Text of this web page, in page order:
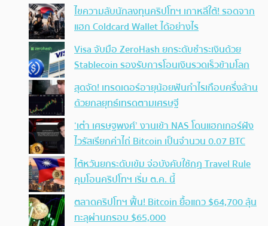
ไขความลับนักลงทุนคริปโทฯ เกาหลีใต้! รอดจาก
แฮก Coldcard Wallet ได้อย่างไร
Visa จับมือ ZeroHash ยกระดับชำระเงินด้วย
Stablecoin รองรับการโอนเงินรวดเร็วข้ามโลก
สุดจัด! เทรดเดอร์อายุน้อยฟันกำไรเกือบครึ่งล้าน
ด้วยกลยุทธ์เทรดตามเศรษฐี
‘เต๋า เศรษฐพงศ์’ งานเข้า NAS โดนแฮกเกอร์ฝัง
ไวรัสเรียกค่าไถ่ Bitcoin เป็นจำนวน 0.07 BTC
ไต้หวันยกระดับเข้ม จ่อบังคับใช้กฏ Travel Rule
คุมโอนคริปโทฯ เริ่ม ต.ค. นี้
ตลาดคริปโทฯ ฟื้น! Bitcoin ยื้อแถว $64,700 ลุ้น
ทะลุผ่านกรอบ $65,000